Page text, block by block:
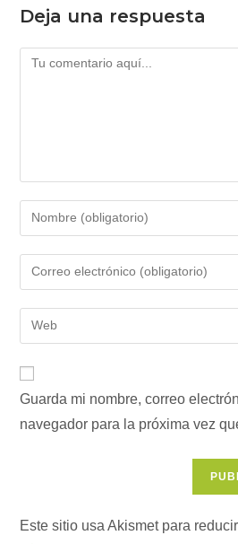
Deja una respuesta
Comentario
Introduce
tu
nombre
de
usuario
para
Introduce
tu
dirección
de
para
comentar
Introduce
la
de
tu
web
Guarda mi nombre, correo
navegador para la próxima vez
Este sitio usa Akismet para